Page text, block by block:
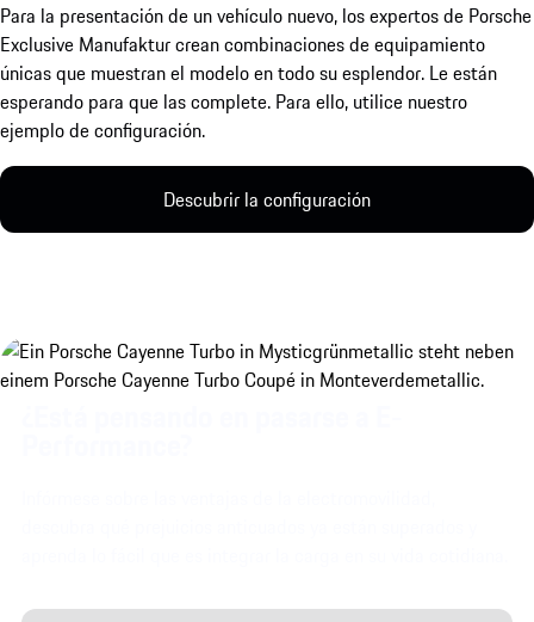
Para la presentación de un vehículo nuevo, los expertos de Porsche
Exclusive Manufaktur crean combinaciones de equipamiento
únicas que muestran el modelo en todo su esplendor. Le están
esperando para que las complete. Para ello, utilice nuestro
ejemplo de configuración.
Descubrir la configuración